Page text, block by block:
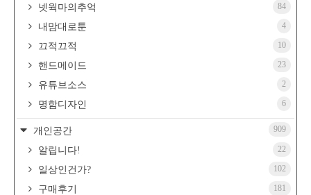
넷웍마의추억 84
내맘대로툰 4
끄적끄적 10
핸드메이드 23
유튜브소스 2
명함디자인 6
개인공간 909
알립니다! 22
일상인건가? 102
구매후기 181